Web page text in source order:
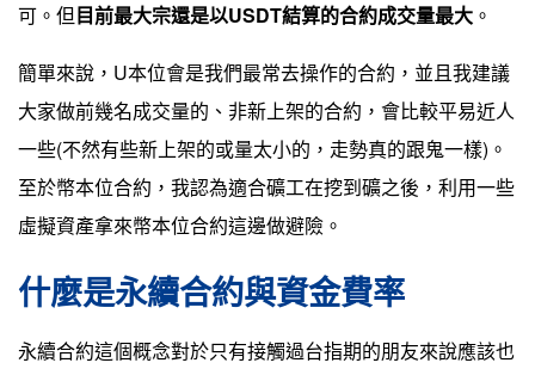
可。但目前最大宗還是以USDT結算的合約成交量最大 。
簡單來說，U本位會是我們最常去操作的合約，並且我建議
大家做前幾名成交量的、非新上架的合約，會比較平易近人
一些(不然有些新上架的或量太小的，走勢真的跟鬼一樣)。
至於幣本位合約，我認為適合礦工在挖到礦之後，利用一些
虛擬資產拿來幣本位合約這邊做避險。
什麼是永續合約與資金費率
永續合約這個概念對於只有接觸過台指期的朋友來說應該也